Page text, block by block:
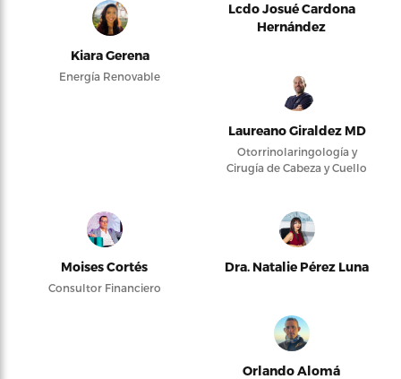
Kiara Gerena
Energía Renovable
Lcdo Josué Cardona
Hernández
Laureano Giraldez MD
Otorrinolaringología y
Cirugía de Cabeza y Cuello
Moises Cortés
Consultor Financiero
Dra. Natalie Pérez Luna
Orlando Alomá